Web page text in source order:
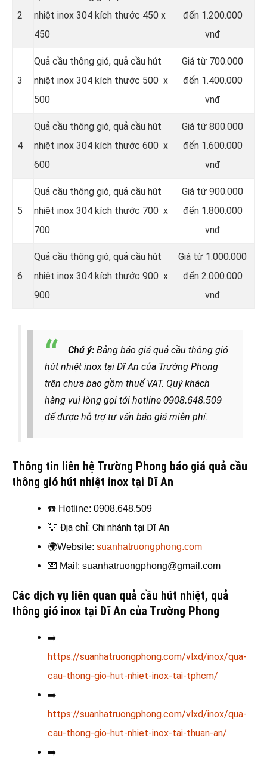
2
nhiệt inox 304 kích thước 450 x
450
đến 1.200.000
vnđ
3
Quả cầu thông gió, quả cầu hút
nhiệt inox 304 kích thước 500 x
500
Giá từ 700.000
đến 1.400.000
vnđ
4
Quả cầu thông gió, quả cầu hút
nhiệt inox 304 kích thước 600 x
600
Giá từ 800.000
đến 1.600.000
vnđ
5
Quả cầu thông gió, quả cầu hút
nhiệt inox 304 kích thước 700 x
700
Giá từ 900.000
đến 1.800.000
vnđ
6
Quả cầu thông gió, quả cầu hút
nhiệt inox 304 kích thước 900 x
900
Giá từ 1.000.000
đến 2.000.000
vnđ
Chú ý: Bảng báo giá quả cầu thông gió
hút nhiệt inox tại Dĩ An của Trường Phong
trên chưa bao gồm thuế VAT. Quý khách
hàng vui lòng gọi tới hotline 0908.648.509
để được hỗ trợ tư vấn báo giá miễn phí.
Thông tin liên hệ Trường Phong báo giá quả cầu
thông gió hút nhiệt inox tại Dĩ An
☎️ Hotline: 0908.648.509
💒 Địa chỉ: Chi nhánh tại Dĩ An
🌍Website: suanhatruongphong.com
💌 Mail: suanhatruongphong@gmail.com
Các dịch vụ liên quan quả cầu hút nhiệt, quả
thông gió inox tại Dĩ An của Trường Phong
➡️
https://suanhatruongphong.com/vlxd/inox/qua-
cau-thong-gio-hut-nhiet-inox-tai-tphcm/
➡️
https://suanhatruongphong.com/vlxd/inox/qua-
cau-thong-gio-hut-nhiet-inox-tai-thuan-an/
➡️